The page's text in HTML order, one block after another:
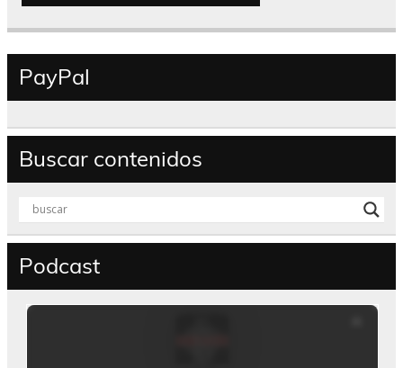
PayPal
Buscar contenidos
Podcast